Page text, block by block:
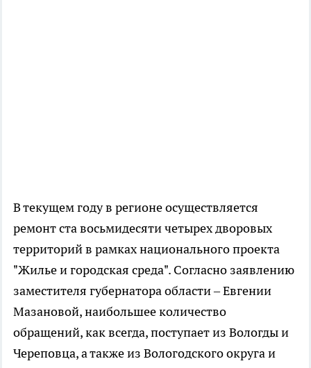
В текущем году в регионе осуществляется
ремонт ста восьмидесяти четырех дворовых
территорий в рамках национального проекта
"Жилье и городская среда". Согласно заявлению
заместителя губернатора области – Евгении
Мазановой, наибольшее количество
обращений, как всегда, поступает из Вологды и
Череповца, а также из Вологодского округа и